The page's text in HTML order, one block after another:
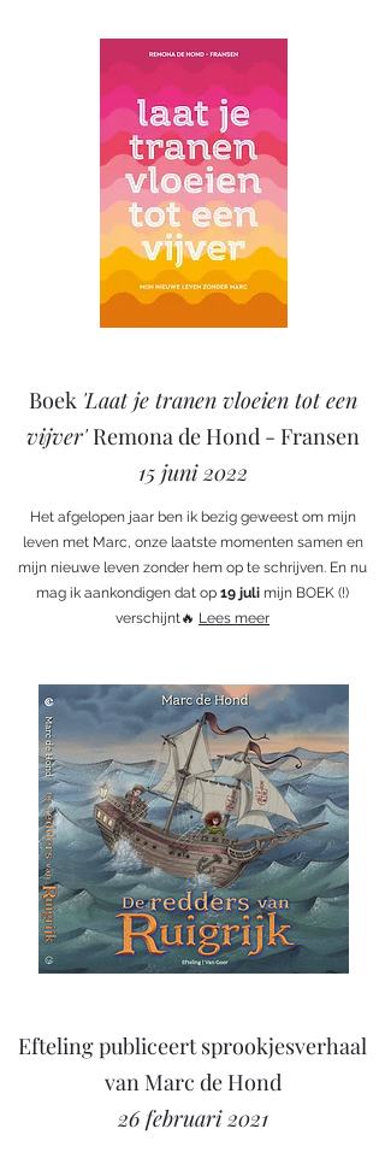
Boek 'Laat je tranen vloeien tot een
vijver'Remona de Hond - Fransen
15 juni 2022
Het afgelopen jaar ben ik bezig geweest om mijn
leven met Marc, onze laatste momenten samen en
mijn nieuwe leven zonder hem op te schrijven. En nu
mag ik aankondigen dat op 19 juli mijn BOEK (!)
verschijnt🔥 Lees meer
Efteling publiceert sprookjesverhaal
van Marc de Hond
26 februari 2021